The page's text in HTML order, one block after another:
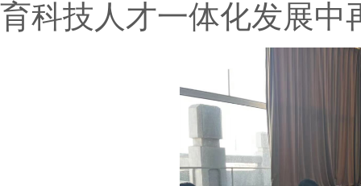
育科技人才一体化发展中